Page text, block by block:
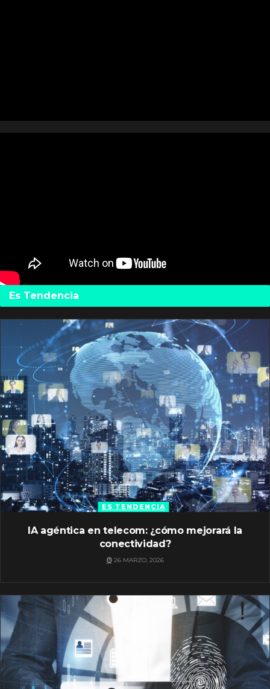
Es Tendencia
ES TENDENCIA
IA agéntica en telecom: ¿cómo mejorará la
conectividad?
26 MARZO, 2026